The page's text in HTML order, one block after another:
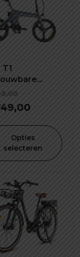
T1
fiets
prijs
€ 945,00.
is:
€ 749,00.
Opties
selecteren